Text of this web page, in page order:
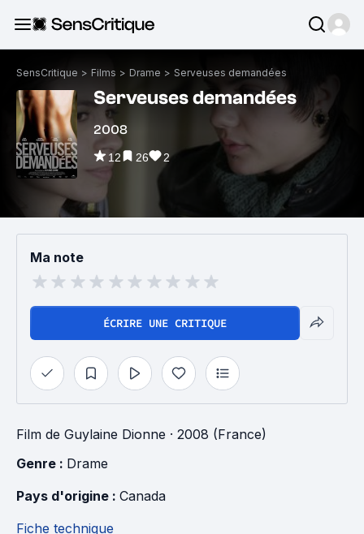
SensCritique > Films > Drame > Serveuses demandées
Serveuses demandées
2008
12 26 2
Ma note
ÉCRIRE UNE CRITIQUE
Film de Guylaine Dionne · 2008 (France)
Genre : Drame
Pays d'origine : Canada
Fiche technique